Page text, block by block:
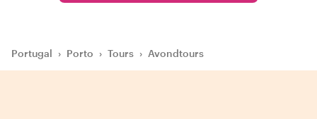
Portugal › Porto › Tours › Avondtours